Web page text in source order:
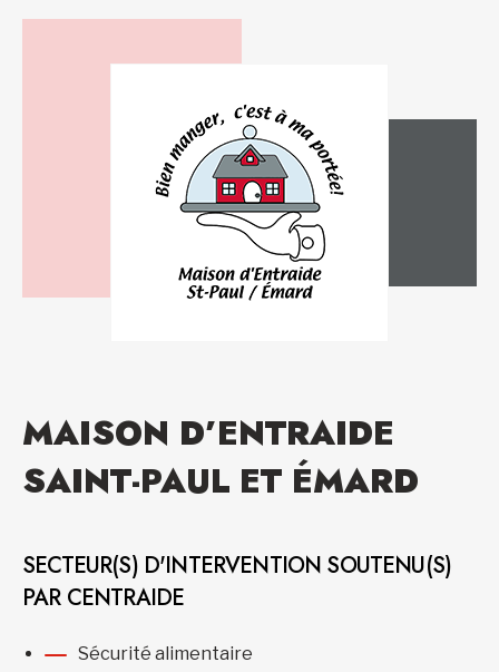
MAISON D’ENTRAIDE
SAINT-PAUL ET ÉMARD
SECTEUR(S) D'INTERVENTION SOUTENU(S)
PAR CENTRAIDE
Sécurité alimentaire